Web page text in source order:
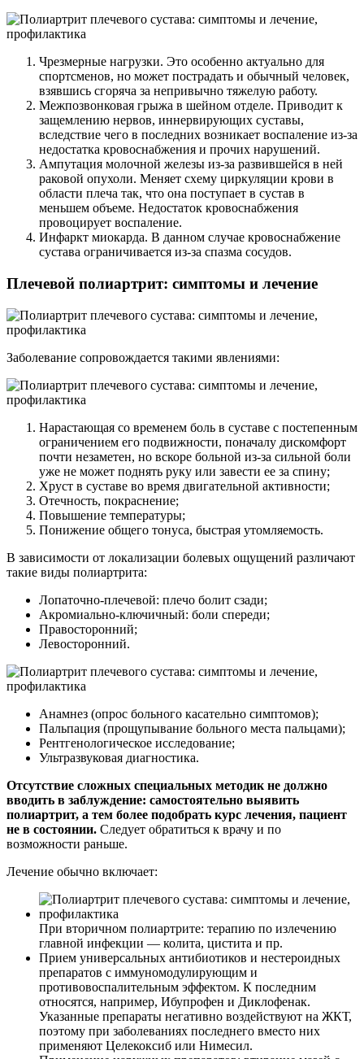
Чрезмерные нагрузки. Это особенно актуально для
спортсменов, но может пострадать и обычный человек,
взявшись сгоряча за непривычно тяжелую работу.
Межпозвонковая грыжа в шейном отделе. Приводит к
защемлению нервов, иннервирующих суставы,
вследствие чего в последних возникает воспаление из-за
недостатка кровоснабжения и прочих нарушений.
Ампутация молочной железы из-за развившейся в ней
раковой опухоли. Меняет схему циркуляции крови в
области плеча так, что она поступает в сустав в
меньшем объеме. Недостаток кровоснабжения
провоцирует воспаление.
Инфаркт миокарда. В данном случае кровоснабжение
сустава ограничивается из-за спазма сосудов.
Плечевой полиартрит: симптомы и лечение
Заболевание сопровождается такими явлениями:
Нарастающая со временем боль в суставе с постепенным
ограничением его подвижности, поначалу дискомфорт
почти незаметен, но вскоре больной из-за сильной боли
уже не может поднять руку или завести ее за спину;
Хруст в суставе во время двигательной активности;
Отечность, покраснение;
Повышение температуры;
Понижение общего тонуса, быстрая утомляемость.
В зависимости от локализации болевых ощущений различают
такие виды полиартрита:
Лопаточно-плечевой: плечо болит сзади;
Акромиально-ключичный: боли спереди;
Правосторонний;
Левосторонний.
Анамнез (опрос больного касательно симптомов);
Пальпация (прощупывание больного места пальцами);
Рентгенологическое исследование;
Ультразвуковая диагностика.
Отсутствие сложных специальных методик не должно
вводить в заблуждение: самостоятельно выявить
полиартрит, а тем более подобрать курс лечения, пациент
не в состоянии. Следует обратиться к врачу и по
возможности раньше.
Лечение обычно включает:
При вторичном полиартрите: терапию по излечению
главной инфекции — колита, цистита и пр.
Прием универсальных антибиотиков и нестероидных
препаратов с иммуномодулирующим и
противовоспалительным эффектом. К последним
относятся, например, Ибупрофен и Диклофенак.
Указанные препараты негативно воздействуют на ЖКТ,
поэтому при заболеваниях последнего вместо них
применяют Целекоксиб или Нимесил.